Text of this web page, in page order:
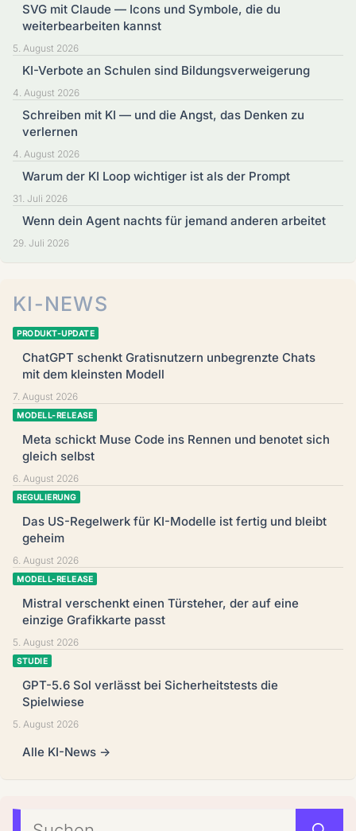
SVG mit Claude — Icons und Symbole, die du
weiterbearbeiten kannst
5. August 2026
KI-Verbote an Schulen sind Bildungsverweigerung
4. August 2026
Schreiben mit KI — und die Angst, das Denken zu
verlernen
4. August 2026
Warum der KI Loop wichtiger ist als der Prompt
31. Juli 2026
Wenn dein Agent nachts für jemand anderen arbeitet
29. Juli 2026
KI-NEWS
PRODUKT-UPDATE
ChatGPT schenkt Gratisnutzern unbegrenzte Chats
mit dem kleinsten Modell
7. August 2026
MODELL-RELEASE
Meta schickt Muse Code ins Rennen und benotet sich
gleich selbst
6. August 2026
REGULIERUNG
Das US-Regelwerk für KI-Modelle ist fertig und bleibt
geheim
6. August 2026
MODELL-RELEASE
Mistral verschenkt einen Türsteher, der auf eine
einzige Grafikkarte passt
5. August 2026
STUDIE
GPT-5.6 Sol verlässt bei Sicherheitstests die
Spielwiese
5. August 2026
Alle KI-News →
Suchen